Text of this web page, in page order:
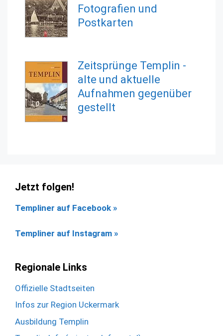
Fotografien und
Postkarten
Zeitsprünge Templin -
alte und aktuelle
Aufnahmen gegenüber
gestellt
Jetzt folgen!
Templiner auf Facebook »
Templiner auf Instagram »
Regionale Links
Offizielle Stadtseiten
Infos zur Region Uckermark
Ausbildung Templin